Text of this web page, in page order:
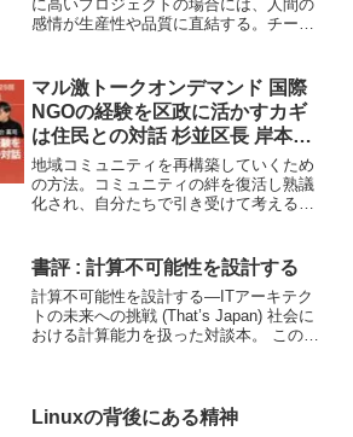
に高いプロジェクトの場合には、人間の
感情が生産性や品質に直結する。チーム
だろう。
マル激トークオンデマンド 国際
NGOの経験を区政に活かすカギ
は住民との対話 杉並区長 岸本聡
子
地域コミュニティを再構築していくため
の方法。コミュニティの絆を復活し熟議
化され、自分たちで引き受けて考える地
えるよりも変えていけることが大きい。
高度経済成長的な「便利...
書評 : 計算不可能性を設計する
計算不可能性を設計する―ITアーキテク
トの未来への挑戦 (That’s Japan) 社会に
おける計算能力を扱った対談本。 この本
の...
Linuxの背後にある精神